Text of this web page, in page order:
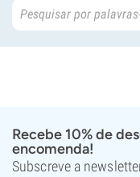
Recebe 10% de
encomenda!
Subscreve a